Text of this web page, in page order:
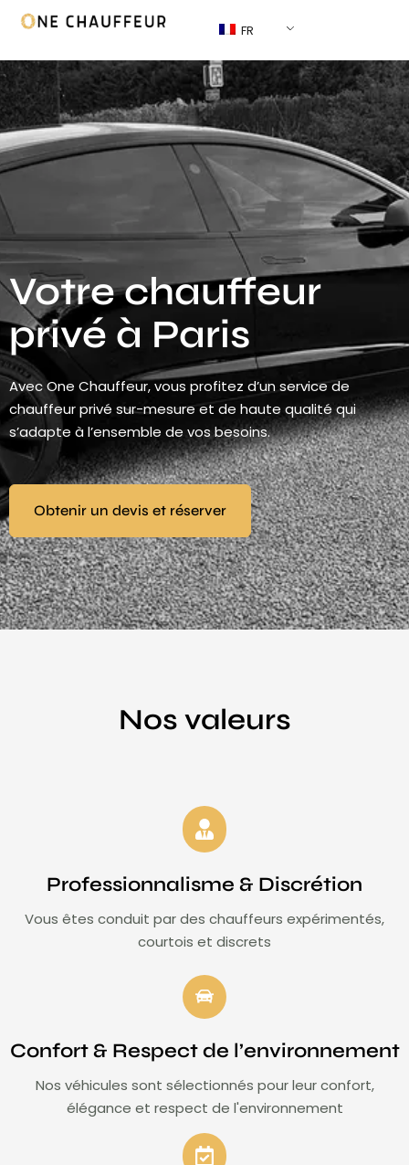
FR
Votre chauffeur
privé à Paris
Avec One Chauffeur, vous profitez d’un service de
chauffeur privé sur-mesure et de haute qualité qui
s’adapte à l’ensemble de vos besoins.
Obtenir un devis et réserver
Nos valeurs
Professionnalisme & Discrétion
Vous êtes conduit par des chauffeurs expérimentés,
courtois et discrets
Confort & Respect de l’environnement
Nos véhicules sont sélectionnés pour leur confort,
élégance et respect de l'environnement